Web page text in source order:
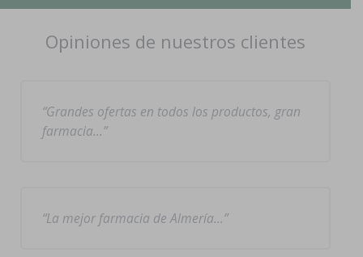
Opiniones de nuestros clientes
Grandes ofertas en todos los productos, gran
farmacia…
La mejor farmacia de Almería…